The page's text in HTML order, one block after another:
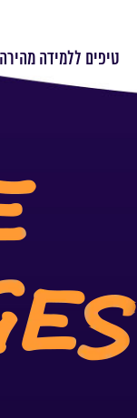
טיפים ללמידה מהירה